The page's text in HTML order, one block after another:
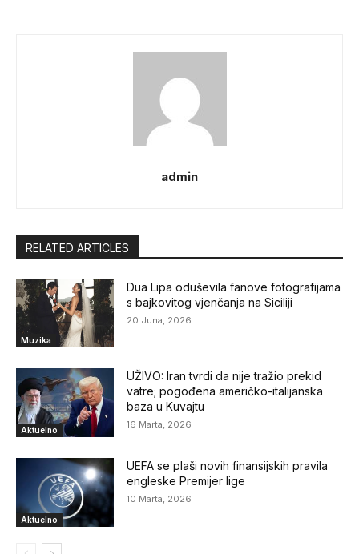
admin
RELATED ARTICLES
Muzika
Dua Lipa oduševila fanove fotografijama
s bajkovitog vjenčanja na Siciliji
20 Juna, 2026
Aktuelno
UŽIVO: Iran tvrdi da nije tražio prekid
vatre; pogođena američko-italijanska
baza u Kuvajtu
16 Marta, 2026
Aktuelno
UEFA se plaši novih finansijskih pravila
engleske Premijer lige
10 Marta, 2026